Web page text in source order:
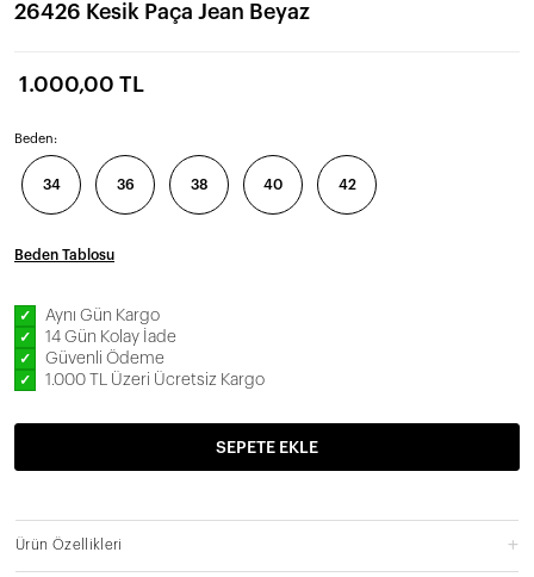
26426 Kesik Paça Jean Beyaz
1.000,00 TL
Beden:
34 36 38 40 42
Beden Tablosu
SEPETE EKLE
✓ Aynı Gün Kargo
✓ 14 Gün Kolay İade
✓ Güvenli Ödeme
✓ 1.000 TL Üzeri Ücretsiz Kargo
Ürün Özellikleri